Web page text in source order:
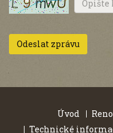
Úvod
Technické